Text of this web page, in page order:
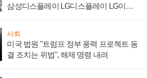
삼성디스플레이 LG디스플레이 LG이노
사회
미국 법원 "트럼프 정부 풍력 프로젝트 동
결 조치는 위법", 해제 명령 내려